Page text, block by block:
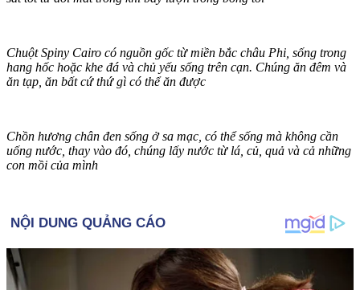
Chuột Spiny Cairo có nguồn gốc từ miền bắc châu Phi, sống trong
hang hốc hoặc khe đá và chủ yếu sống trên cạn. Chúng ăn đêm và
ăn tạp, ăn bất cứ thứ gì có thể ăn được
Chồn hương chân đen sống ở sa mạc, có thể sống mà không cần
uống nước, thay vào đó, chúng lấy nước từ lá, củ, quả và cả những
con mồi của mình